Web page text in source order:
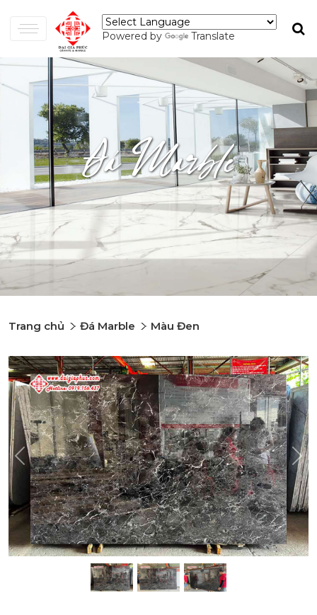
Powered by Translate
Đá Marble
Trang chủ Đá Marble Màu Đen
Previous